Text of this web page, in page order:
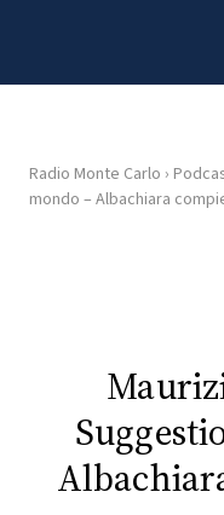
HOME
RADIO
PLAYLIST
Radio Monte Carlo ›
mondo – Albachiara